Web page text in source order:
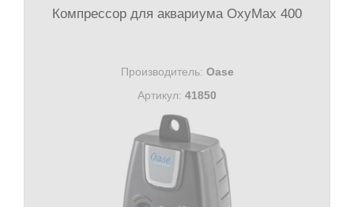
Компрессор для аквариума OxyMax 400
Производитель: Oase
Артикул: 41850